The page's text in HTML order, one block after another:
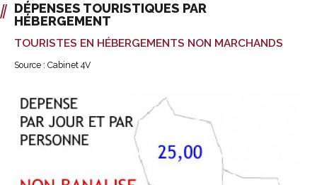
DÉPENSES TOURISTIQUES PAR
HÉBERGEMENT
TOURISTES EN HÉBERGEMENTS NON MARCHANDS
Source : Cabinet 4V